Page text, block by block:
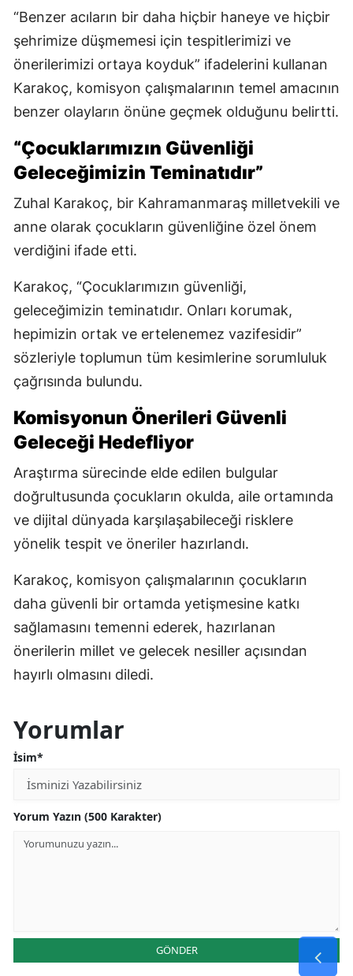
“Benzer acıların bir daha hiçbir haneye ve hiçbir
şehrimize düşmemesi için tespitlerimizi ve
önerilerimizi ortaya koyduk” ifadelerini kullanan
Karakoç, komisyon çalışmalarının temel amacının
benzer olayların önüne geçmek olduğunu belirtti.
“Çocuklarımızın Güvenliği
Geleceğimizin Teminatıdır”
Zuhal Karakoç, bir Kahramanmaraş milletvekili ve
anne olarak çocukların güvenliğine özel önem
verdiğini ifade etti.
Karakoç, “Çocuklarımızın güvenliği,
geleceğimizin teminatıdır. Onları korumak,
hepimizin ortak ve ertelenemez vazifesidir”
sözleriyle toplumun tüm kesimlerine sorumluluk
çağrısında bulundu.
Komisyonun Önerileri Güvenli
Geleceği Hedefliyor
Araştırma sürecinde elde edilen bulgular
doğrultusunda çocukların okulda, aile ortamında
ve dijital dünyada karşılaşabileceği risklere
yönelik tespit ve öneriler hazırlandı.
Karakoç, komisyon çalışmalarının çocukların
daha güvenli bir ortamda yetişmesine katkı
sağlamasını temenni ederek, hazırlanan
önerilerin millet ve gelecek nesiller açısından
hayırlı olmasını diledi.
Yorumlar
İsim*
Yorum Yazın (500 Karakter)
GÖNDER